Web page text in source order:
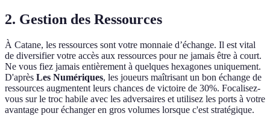
2. Gestion des Ressources
À Catane, les ressources sont votre monnaie d’échange. Il est vital
de diversifier votre accès aux ressources pour ne jamais être à court.
Ne vous fiez jamais entièrement à quelques hexagones uniquement.
D'après Les Numériques, les joueurs maîtrisant un bon échange de
ressources augmentent leurs chances de victoire de 30%. Focalisez-
vous sur le troc habile avec les adversaires et utilisez les ports à votre
avantage pour échanger en gros volumes lorsque c'est stratégique.